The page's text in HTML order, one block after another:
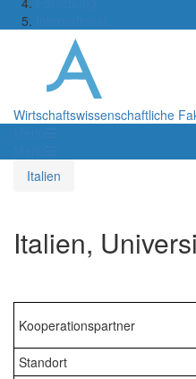
Wirtschaftswissenschaftliche
Italien
Italien,
Kooperationspartner
Standort